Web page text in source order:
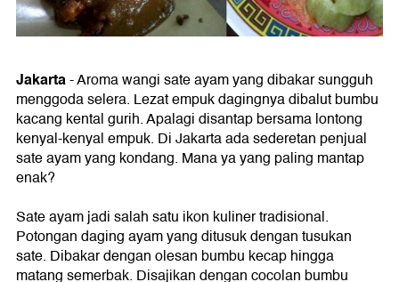
Jakarta-Aroma wangi sate ayam yang dibakar sungguh
menggoda selera. Lezat empuk dagingnya dibalut bumbu
kacang kental gurih. Apalagi disantap bersama lontong
kenyal-kenyal empuk. Di Jakarta ada sederetan penjual
sate ayam yang kondang. Mana ya yang paling mantap
enak?
Sate ayam jadi salah satu ikon kuliner tradisional.
Potongan daging ayam yang ditusuk dengan tusukan
sate. Dibakar dengan olesan bumbu kecap hingga
matang semerbak. Disajikan dengan cocolan bumbu